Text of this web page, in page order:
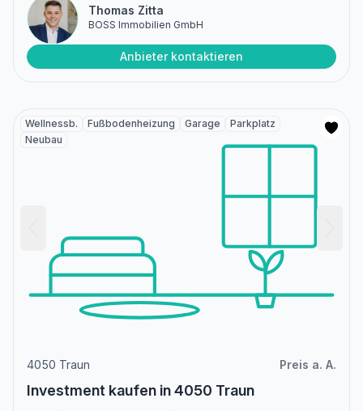
Thomas Zitta
BOSS Immobilien GmbH
Anbieter kontaktieren
Wellnessb. Fußbodenheizung Garage
Parkplatz
Neubau
4050 Traun Preis a. A.
Investment kaufen in 4050 Traun